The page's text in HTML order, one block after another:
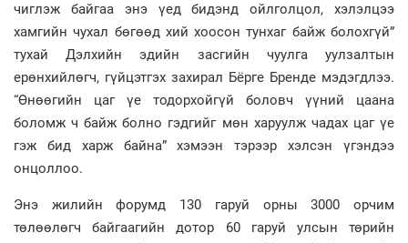
чиглэж байгаа энэ үед бидэнд ойлголцол, хэлэлцээ
хамгийн чухал бөгөөд хий хоосон тунхаг байж болохгүй”
тухай Дэлхийн эдийн засгийн чуулга уулзалтын
ерөнхийлөгч, гүйцэтгэх захирал Бёрге Бренде мэдэгдлээ.
“Өнөөгийн цаг үе тодорхойгүй боловч үүний цаана
боломж ч байж болно гэдгийг мөн харуулж чадах цаг үе
гэж бид харж байна” хэмээн тэрээр хэлсэн үгэндээ
онцоллоо.
Энэ жилийн форумд 130 гаруй орны 3000 орчим
төлөөлөгч байгаагийн дотор 60 гаруй улсын төрийн